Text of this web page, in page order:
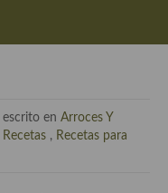
escrito en Arroces Y
Recetas , Recetas para